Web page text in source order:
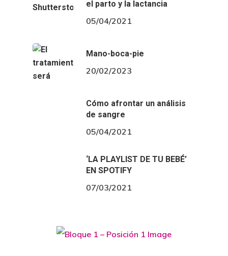
el parto y la lactancia
05/04/2021
Mano-boca-pie
20/02/2023
Cómo afrontar un análisis
de sangre
05/04/2021
‘LA PLAYLIST DE TU BEBÉ’
EN SPOTIFY
07/03/2021